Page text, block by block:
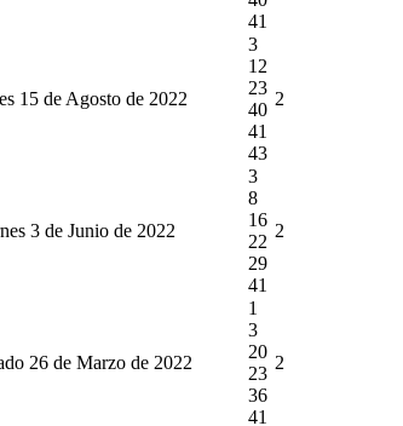
41
15 de Agosto de 2022
3
12
23
40
41
43
2
3 de Junio de 2022
3
8
16
22
29
41
2
26 de Marzo de 2022
1
3
20
23
36
41
2